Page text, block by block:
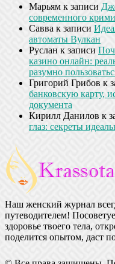
Марьям к записи
современного
Савва к записи
автоматы Вулкан
Руслан к записи
казино онлайн:
разумно
Григорий Грибов к
банковскую карту,
документа
Кирилл Данилов к
глаз: секреты
Наш женский журнал
путеводителем!
здоровье твоего тела,
поделится опытом, даст